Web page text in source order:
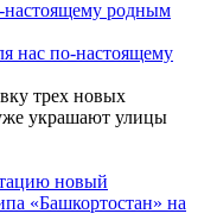
нас по-настоящему
трех новых
украшают улицы